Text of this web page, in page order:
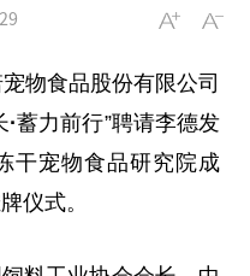
物食品股份有限公司
·蓄力前行”聘请李德发
干宠物食品研究院成
仪式。